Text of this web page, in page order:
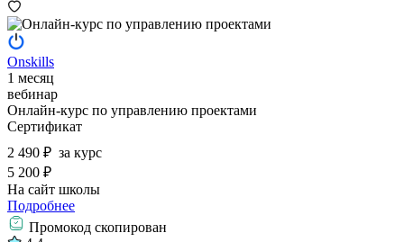
Onskills
1 месяц
вебинар
Онлайн-курс по управлению проектами
Сертификат
2 490 ₽ за курс
5 200 ₽
На сайт школы
Подробнее
Промокод скопирован